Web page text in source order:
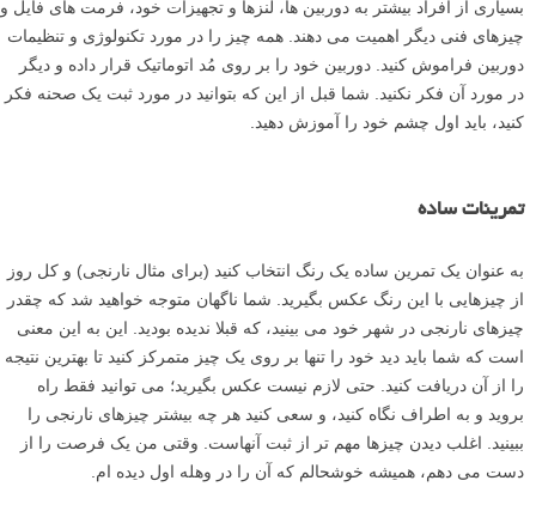
بسیاری از افراد بیشتر به دوربین ها، لنزها و تجهیزات خود، فرمت های فایل و
چیزهای فنی دیگر اهمیت می دهند. همه چیز را در مورد تکنولوژی و تنظیمات
دوربین فراموش کنید. دوربین خود را بر روی مُد اتوماتیک قرار داده و دیگر
در مورد آن فکر نکنید. شما قبل از این که بتوانید در مورد ثبت یک صحنه فکر
کنید، باید اول چشم خود را آموزش دهید.
تمرینات ساده
به عنوان یک تمرین ساده یک رنگ انتخاب کنید (برای مثال نارنجی) و کل روز
از چیزهایی با این رنگ عکس بگیرید. شما ناگهان متوجه خواهید شد که چقدر
چیزهای نارنجی در شهر خود می بینید، که قبلا ندیده بودید. این به این معنی
است که شما باید دید خود را تنها بر روی یک چیز متمرکز کنید تا بهترین نتیجه
را از آن دریافت کنید. حتی لازم نیست عکس بگیرید؛ می توانید فقط راه
بروید و به اطراف نگاه کنید، و سعی کنید هر چه بیشتر چیزهای نارنجی را
ببینید. اغلب دیدن چیزها مهم تر از ثبت آنهاست. وقتی من یک فرصت را از
دست می دهم، همیشه خوشحالم که آن را در وهله اول دیده ام.